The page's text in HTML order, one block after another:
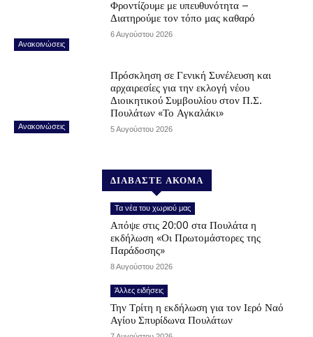
Ανακοινώσεις
Φροντίζουμε με υπευθυνότητα –
Διατηρούμε τον τόπο μας καθαρό
6 Αυγούστου 2026
Ανακοινώσεις
Πρόσκληση σε Γενική Συνέλευση και
αρχαιρεσίες για την εκλογή νέου
Διοικητικού Συμβουλίου στον Π.Σ.
Πουλάτων «Το Αγκαλάκι»
5 Αυγούστου 2026
ΔΙΑΒΑΣΤΕ ΑΚΟΜΑ
Τα νέα του χωριού μας
Απόψε στις 20:00 στα Πουλάτα η
εκδήλωση «Οι Πρωτομάστορες της
Παράδοσης»
8 Αυγούστου 2026
Άλλες ειδήσεις
Την Τρίτη η εκδήλωση για τον Ιερό Ναό
Αγίου Σπυρίδωνα Πουλάτων